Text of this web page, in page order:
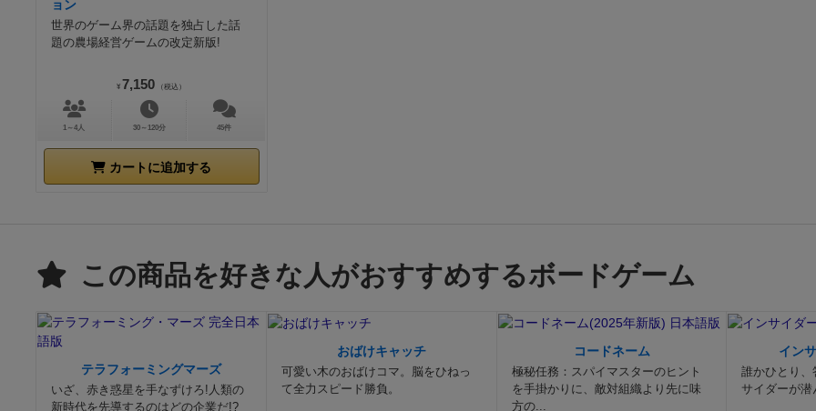
ョン
世界のゲーム界の話題を独占した話
題の農場経営ゲームの改定新版!
¥ 7,150 （税込）
1～4人 30～120分 45件
カートに追加する
この商品を好きな人がおすすめするボードゲーム
テラフォーミングマーズ
いざ、赤き惑星を手なずけろ!人類の
新時代を先導するのはどの企業だ!?
おばけキャッチ
可愛い木のおばけコマ。脳をひねっ
て全力スピード勝負。
コードネーム
極秘任務：スパイマスターのヒント
を手掛かりに、敵対組織より先に味
方の...
イン
誰かひとり、
サイダーが潜